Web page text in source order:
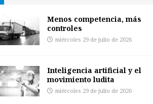
Menos competencia, más
controles
miércoles 29 de julio de 2026
Inteligencia artificial y el
movimiento ludita
miércoles 29 de julio de 2026